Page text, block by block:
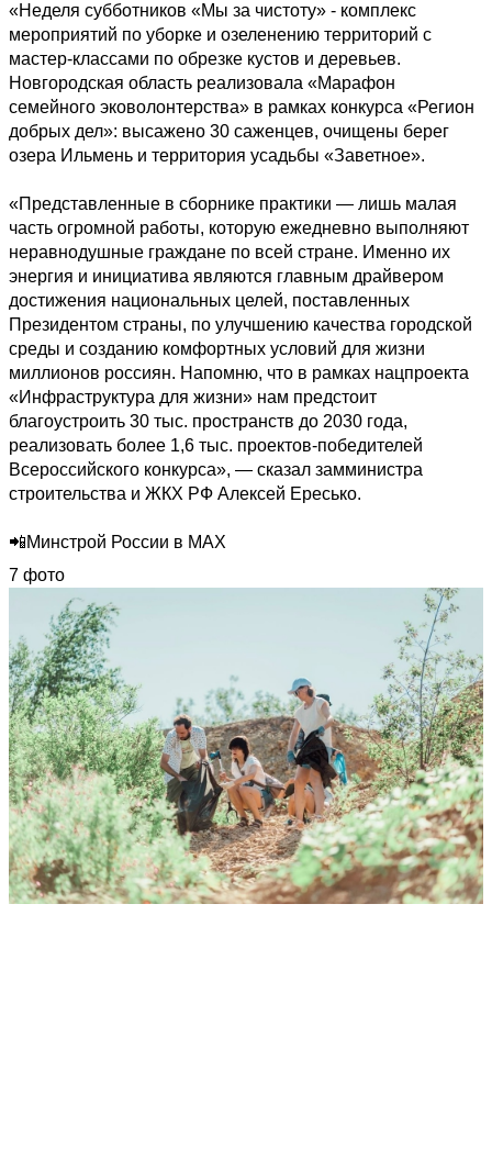
«Неделя субботников «Мы за чистоту» - комплекс
мероприятий по уборке и озеленению территорий с
мастер-классами по обрезке кустов и деревьев.
Новгородская область реализовала «Марафон
семейного эковолонтерства» в рамках конкурса «Регион
добрых дел»: высажено 30 саженцев, очищены берег
озера Ильмень и территория усадьбы «Заветное».
«Представленные в сборнике практики — лишь малая
часть огромной работы, которую ежедневно выполняют
неравнодушные граждане по всей стране. Именно их
энергия и инициатива являются главным драйвером
достижения национальных целей, поставленных
Президентом страны, по улучшению качества городской
среды и созданию комфортных условий для жизни
миллионов россиян. Напомню, что в рамках нацпроекта
«Инфраструктура для жизни» нам предстоит
благоустроить 30 тыс. пространств до 2030 года,
реализовать более 1,6 тыс. проектов-победителей
Всероссийского конкурса», — сказал замминистра
строительства и ЖКХ РФ Алексей Ересько.
📲Минстрой России в MAX
7 фото